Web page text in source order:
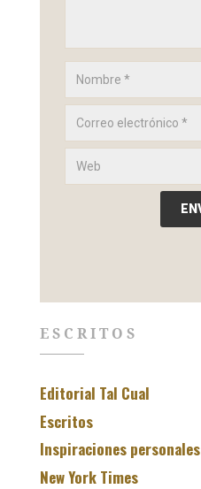
ESCRITOS
Editorial Tal Cual
Escritos
Inspiraciones personales
New York Times